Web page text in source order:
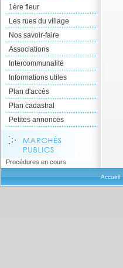
1ère fleur
Les rues du village
Nos savoir-faire
Associations
Intercommunalité
Informations utiles
Plan d'accès
Plan cadastral
Petites annonces
Procédures en cours
Accueil